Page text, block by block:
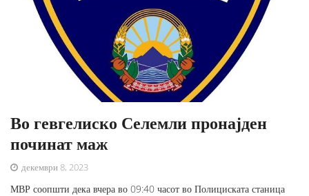
Во гевгелиско Селемли пронајден
починат маж
декември 8, 2023
МВР соопшти дека вчера во 09:40 часот во Полициската станица